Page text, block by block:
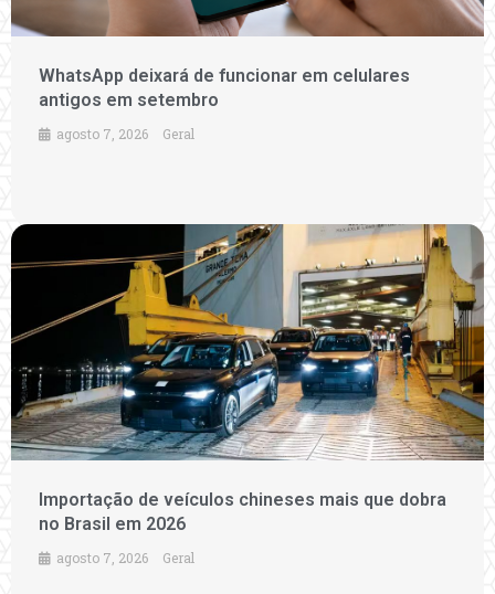
WhatsApp deixará de funcionar em celulares
antigos em setembro
agosto 7, 2026 Geral
Importação de veículos chineses mais que dobra
no Brasil em 2026
agosto 7, 2026 Geral